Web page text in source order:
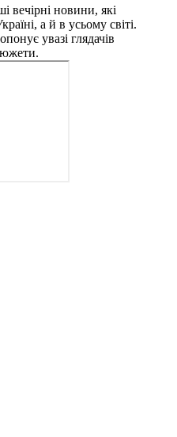
вечірні новини, які
а й в усьому світі.
увазі глядачів